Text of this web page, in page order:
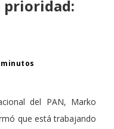
prioridad:
del PAN, Marko
que está trabajando